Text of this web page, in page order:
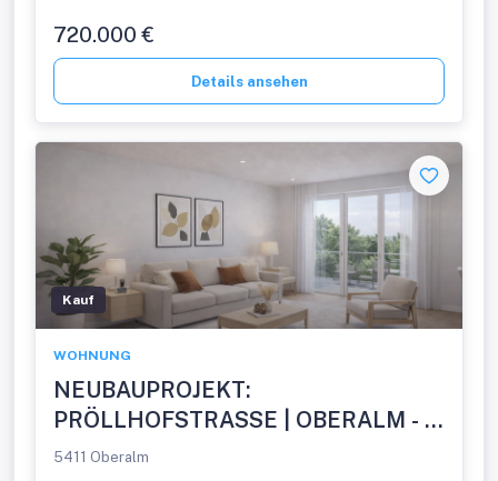
720.000 €
Details ansehen
Kauf
WOHNUNG
NEUBAUPROJEKT:
PRÖLLHOFSTRASSE | OBERALM - 3
Zimmer Balkonwohnung -
5411 Oberalm